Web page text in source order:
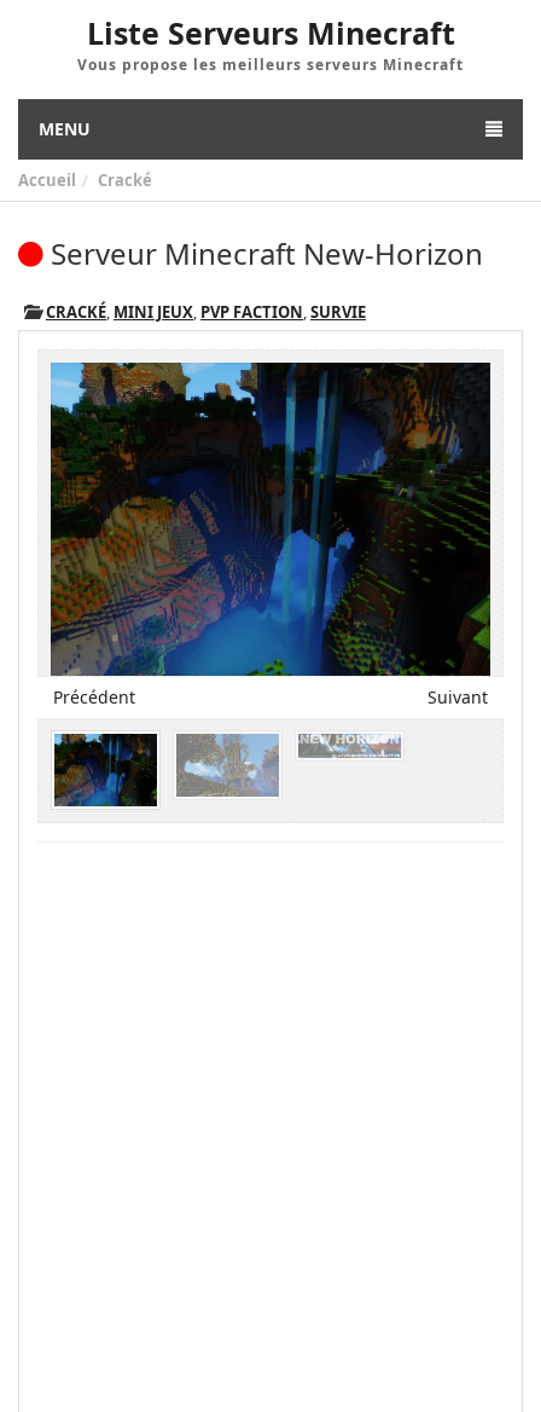
Liste Serveurs Minecraft
Vous propose les meilleurs serveurs Minecraft
MENU
Accueil Cracké
Serveur Minecraft New-Horizon
CRACKÉ, MINI JEUX, PVP FACTION,SURVIE
Précédent Suivant